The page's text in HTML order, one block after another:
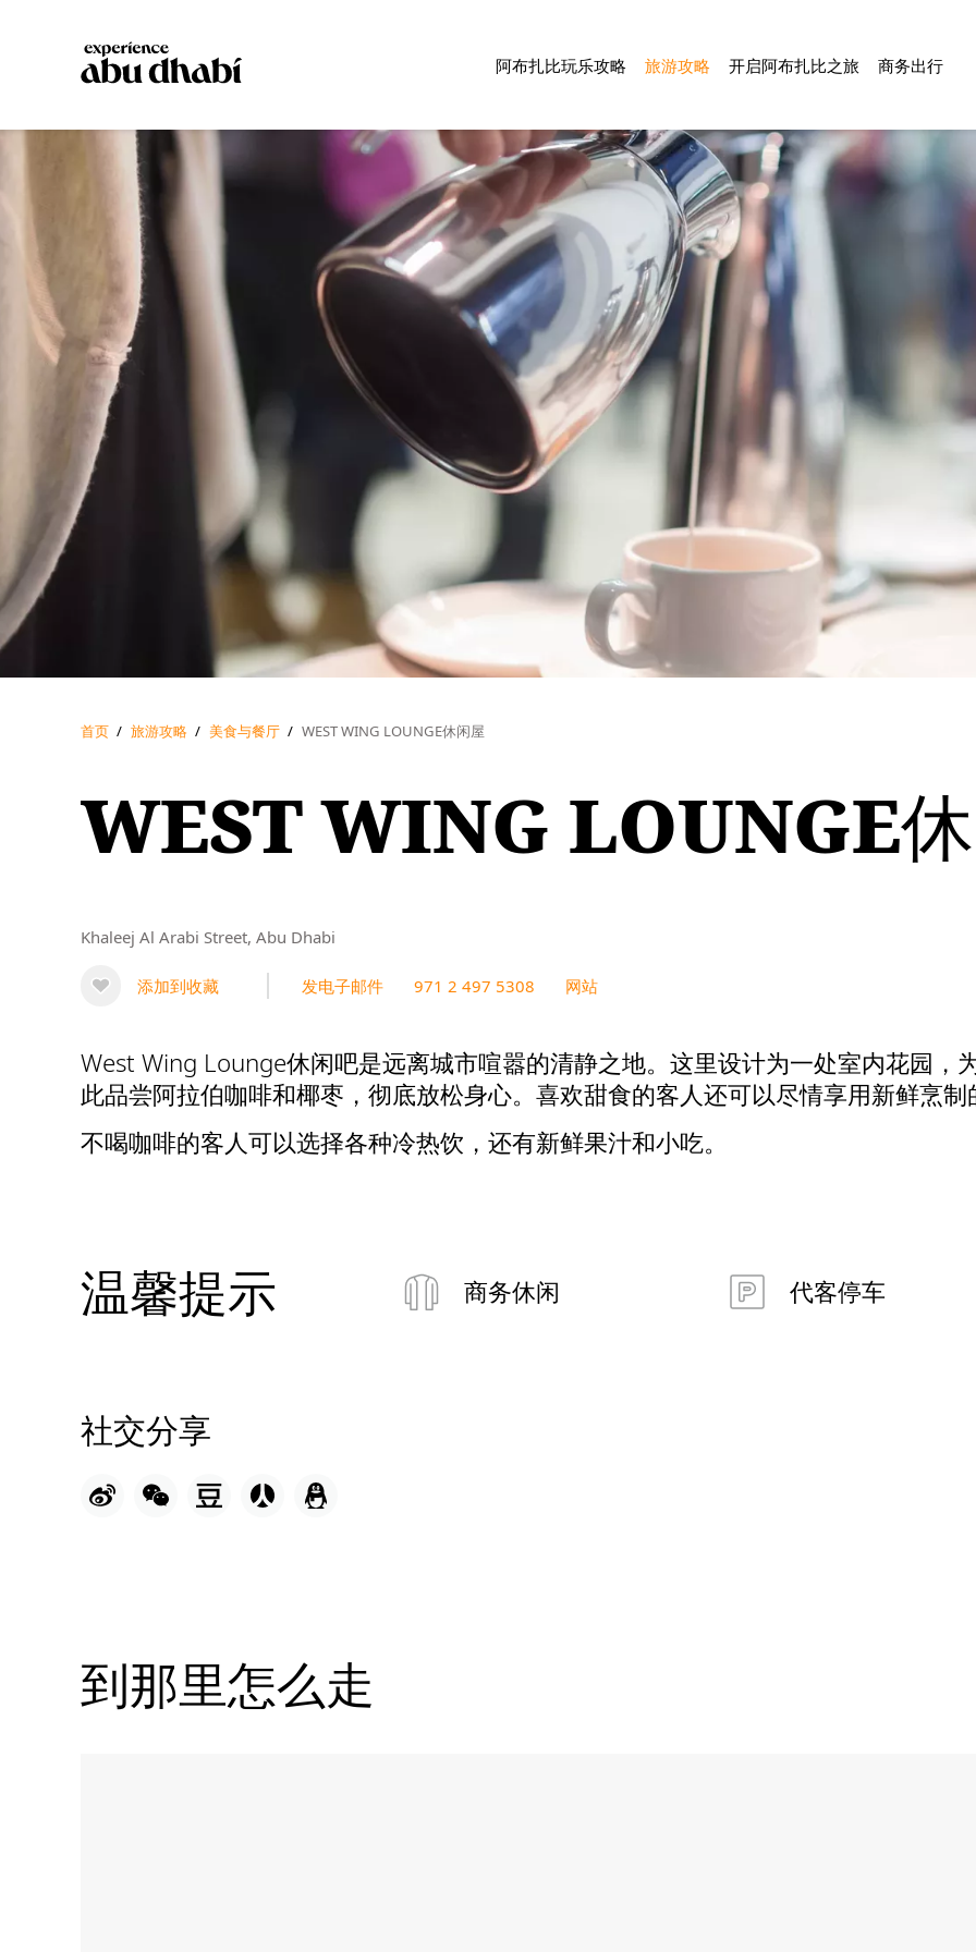
阿布扎比玩乐攻略 旅游攻略 开启阿布扎比之旅 商务出行
首页 / 旅游攻略 / 美食与餐厅 / WEST WING LOUNGE休闲屋
WEST WING LOUNGE
Khaleej Al Arabi Street, Abu Dhabi
添加到收藏 发电子邮件 971 2 497 5308 网站
West Wing Lounge休闲吧是远离城市喧嚣的清静之地。这里设计为一处室内花园，
此品尝阿拉伯咖啡和椰枣，彻底放松身心。喜欢甜食的客人还可以尽情享用新鲜烹
不喝咖啡的客人可以选择各种冷热饮，还有新鲜果汁和小吃。
温馨提示 商务休闲 代客停车
社交分享
到那里怎么走